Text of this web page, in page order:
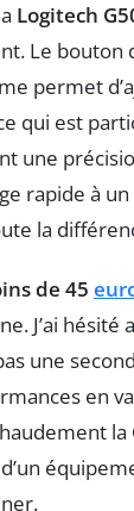
Logitech
Le bouton
permet
qui est
une
rapide à
la
de 45
J’ai hésité
une
en
la